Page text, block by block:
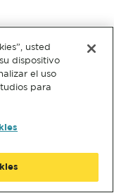
usted
dispositivo
el uso
para